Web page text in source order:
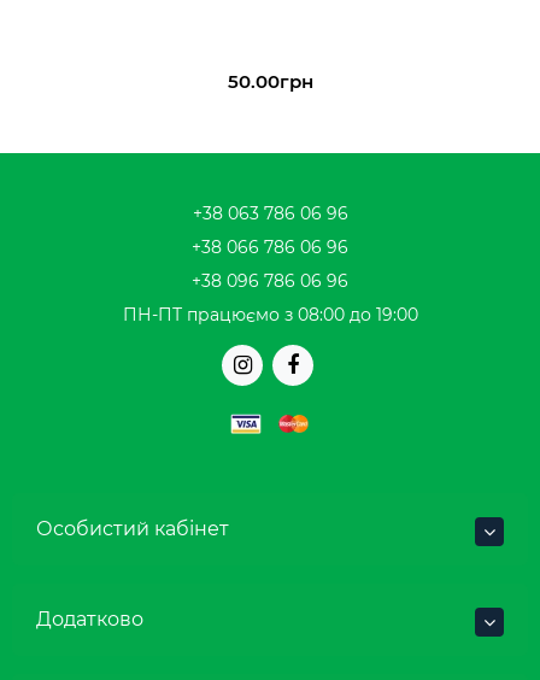
50.00грн
+38 063 786 06 96
+38 066 786 06 96
+38 096 786 06 96
ПН-ПТ працюємо з 08:00 до 19:00
Особистий кабінет
Додатково